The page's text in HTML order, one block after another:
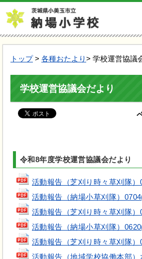
トップ> 各種おたより> 学校運営協議
学校運営協議会だより
令和8年度学校運営協議会だより
活動報告（芝刈り時々草刈隊
活動報告（納場小草刈隊）
活動報告（芝刈り時々草刈隊）
活動報告（納場小草刈隊）
活動報告（芝刈り時々草刈隊
活動報告（地域学校協働本部